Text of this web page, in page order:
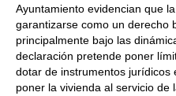
Ayuntamiento evidencian que
garantizarse como un derecho
principalmente bajo las
declaración pretende poner
dotar de instrumentos jurídicos
poner la vivienda al servicio de